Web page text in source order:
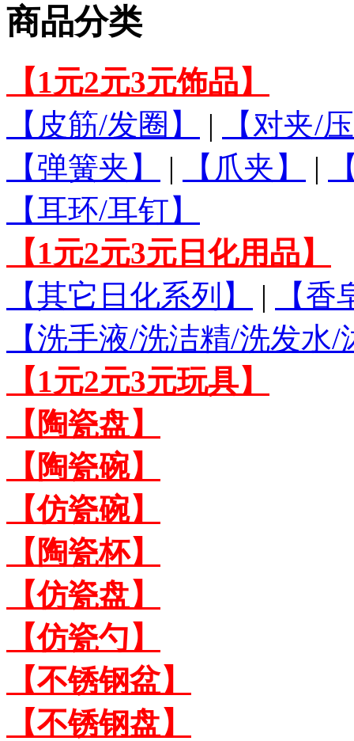
商品分类
【1元2元3元饰品】
【皮筋/发圈】
|
【对夹/
【弹簧夹】
| 【爪夹】 |
【耳环/耳钉】
【1元2元3元日化用品】
【其它日化系列】
|
【
【洗手液/洗洁精/洗发水
【1元2元3元玩具】
【陶瓷盘】
【陶瓷碗】
【仿瓷碗】
【陶瓷杯】
【仿瓷盘】
【仿瓷勺】
【不锈钢盆】
【不锈钢盘】